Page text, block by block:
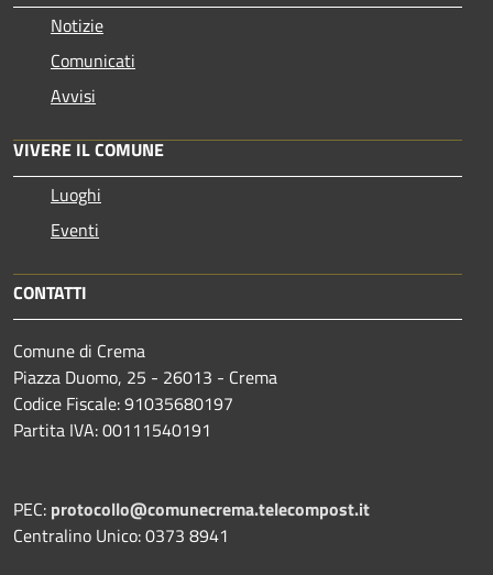
Notizie
Comunicati
Avvisi
VIVERE IL COMUNE
Luoghi
Eventi
CONTATTI
Comune di Crema
Piazza Duomo, 25 - 26013 - Crema
Codice Fiscale: 91035680197
Partita IVA: 00111540191
PEC: protocollo@comunecrema.telecompost.it
Centralino Unico: 0373 8941